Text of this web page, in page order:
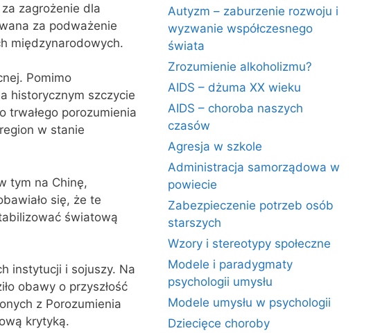
zagrożenie dla
za podważenie
międzynarodowych.
Pomimo
historycznym szczycie
trwałego porozumienia
w stanie
tym na Chinę,
się, że te
światową
instytucji i sojuszy. Na
obawy o przyszłość
z Porozumienia
krytyką.
Autyzm – zaburzenie rozwoju i
wyzwanie współczesnego
świata
Zrozumienie alkoholizmu?
AIDS – dżuma XX wieku
AIDS – choroba naszych
czasów
Agresja w szkole
Administracja samorządowa w
powiecie
Zabezpieczenie potrzeb osób
starszych
Wzory i stereotypy społeczne
Modele i paradygmaty
psychologii umysłu
Modele umysłu w psychologii
Dziecięce choroby